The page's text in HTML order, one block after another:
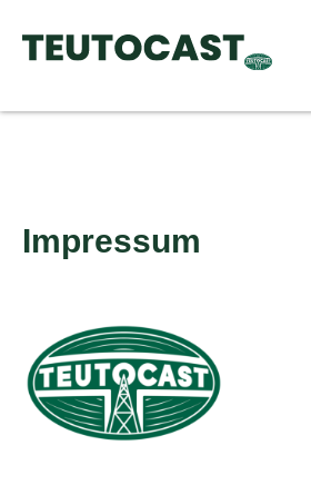
Impressum